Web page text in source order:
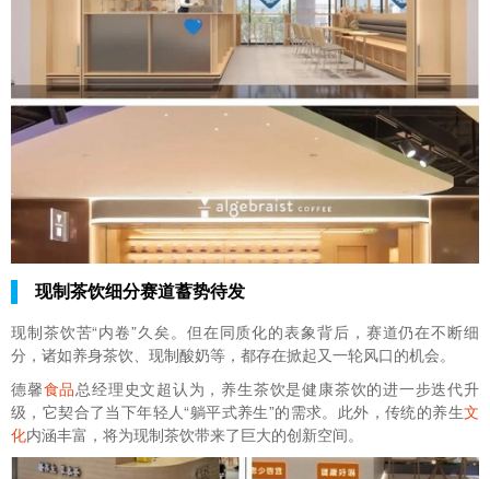
现制茶饮细分赛道蓄势待发
现制茶饮苦“内卷”久矣。但在同质化的表象背后，赛道仍在不断细
分，诸如养身茶饮、现制酸奶等，都存在掀起又一轮风口的机会。
德馨食品总经理史文超认为，养生茶饮是健康茶饮的进一步迭代升
级，它契合了当下年轻人“躺平式养生”的需求。此外，传统的养生文
化内涵丰富，将为现制茶饮带来了巨大的创新空间。